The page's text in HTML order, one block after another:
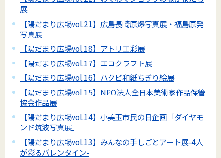
展
【陽だまり広場vol.21】広島長崎原爆写真展・福島原発
写真展
【陽だまり広場vol.18】アトリエ彩展
【陽だまり広場vol.17】エコクラフト展
【陽だまり広場vol.16】ハクビ和紙ちぎり絵展
【陽だまり広場vol.15】NPO法人全日本美術家作品保管
協会作品展
【陽だまり広場vol.14】小美玉市民の日企画「ダイヤモ
ンド筑波写真展」
【陽だまり広場vol.13】みんなの手しごとアート展-4人
が彩るバレンタイン-